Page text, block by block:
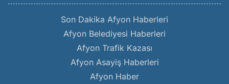
Son Dakika Afyon Haberleri
Afyon Belediyesi Haberleri
Afyon Trafik Kazası
Afyon Asayiş Haberleri
Afyon Haber